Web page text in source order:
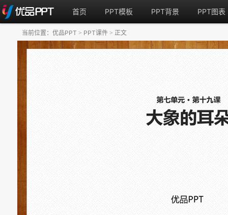
首页 PPT模板 PPT背景 PPT图表
当前位置： 优品PPT > PPT课件 > 正文